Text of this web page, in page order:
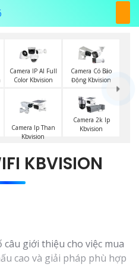
Camera IP AI Full
Color Kbvision
Camera Có Báo
Động Kbvision
Camera Ip Than
Kbvision
Camera 2k Ip
Kbvision
KBVISION
giới thiệu cho việc mua
cao và giải pháp phù hợp